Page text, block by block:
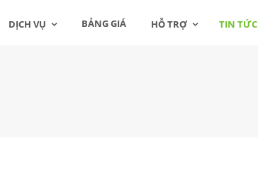
DỊCH VỤ BẢNG GIÁ HỖ TRỢ TIN TỨC